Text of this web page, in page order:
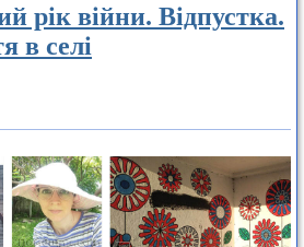
рік війни. Відпустка.
в селі